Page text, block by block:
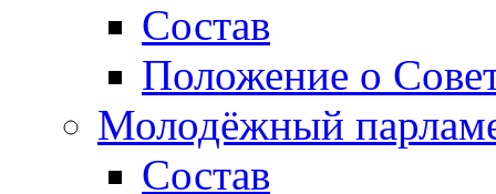
Состав
Положение о
Молодёжный
Состав